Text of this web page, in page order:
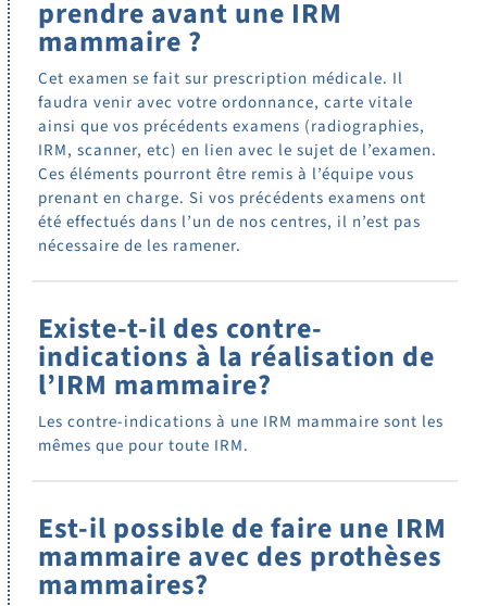
prendre avant une IRM
mammaire ?
Cet examen se fait sur prescription médicale. Il
faudra venir avec votre ordonnance, carte vitale
ainsi que vos précédents examens (radiographies,
IRM, scanner, etc) en lien avec le sujet de l’examen.
Ces éléments pourront être remis à l’équipe vous
prenant en charge. Si vos précédents examens ont
été effectués dans l’un de nos centres, il n’est pas
nécessaire de les ramener.
Existe-t-il des contre-
indications à la réalisation de
l’IRM mammaire?
Les contre-indications à une IRM mammaire sont les
mêmes que pour toute IRM.
Est-il possible de faire une IRM
mammaire avec des prothèses
mammaires?